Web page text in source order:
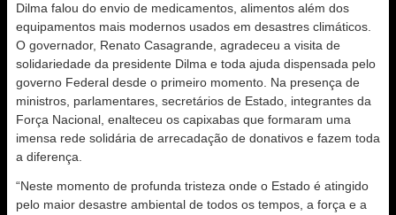
Dilma falou do envio de medicamentos, alimentos além dos
equipamentos mais modernos usados em desastres climáticos.
O governador, Renato Casagrande, agradeceu a visita de
solidariedade da presidente Dilma e toda ajuda dispensada pelo
governo Federal desde o primeiro momento. Na presença de
ministros, parlamentares, secretários de Estado, integrantes da
Força Nacional, enalteceu os capixabas que formaram uma
imensa rede solidária de arrecadação de donativos e fazem toda
a diferença.
“Neste momento de profunda tristeza onde o Estado é atingido
pelo maior desastre ambiental de todos os tempos, a força e a